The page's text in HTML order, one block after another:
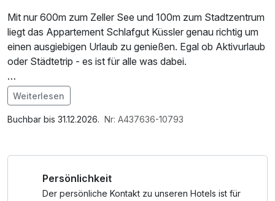
Mit nur 600m zum Zeller See und 100m zum Stadtzentrum
liegt das Appartement Schlafgut Küssler genau richtig um
einen ausgiebigen Urlaub zu genießen. Egal ob Aktivurlaub
oder Städtetrip - es ist für alle was dabei.
*Die Sommerkarte bietet viele Vergünstigungen und ist
dein Ticket für freie Fahrt mit den Öffis und Bergbahnen!
Diese Attraktionen & Aktivitäten sind inkludiert:
° Eintritt in die Strandbäder Zeller See
° Eintritt zu den Hochgebirgsstauseen Kaprun
Im Angebot enthalten
Saunabenutzung, Parkplatz, W-LAN Nutzung /
Weiterlesen
Buchbar bis 31.12.2026. Nr: A437636-10793
Persönlichkeit
Der persönliche Kontakt zu unseren Hotels ist für